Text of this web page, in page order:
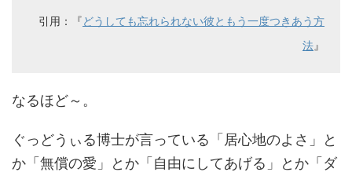
引用：『どうしても忘れられない彼ともう一度つきあう方
法』
なるほど～。
ぐっどうぃる博士が言っている「居心地のよさ」と
か「無償の愛」とか「自由にしてあげる」とか「ダ